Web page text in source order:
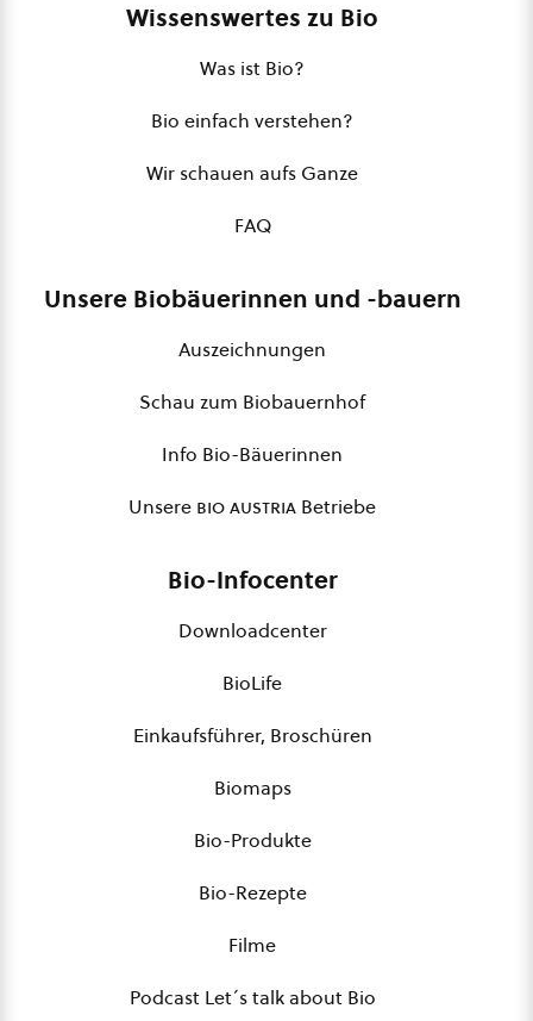
Wissenswertes zu Bio
Was ist Bio?
Bio einfach verstehen?
Wir schauen aufs Ganze
FAQ
Unsere Biobäuerinnen und -bauern
Auszeichnungen
Schau zum Biobauernhof
Info Bio-Bäuerinnen
Unsere bio austria Betriebe
Bio-Infocenter
Downloadcenter
BioLife
Einkaufsführer, Broschüren
Biomaps
Bio-Produkte
Bio-Rezepte
Filme
Podcast Let´s talk about Bio